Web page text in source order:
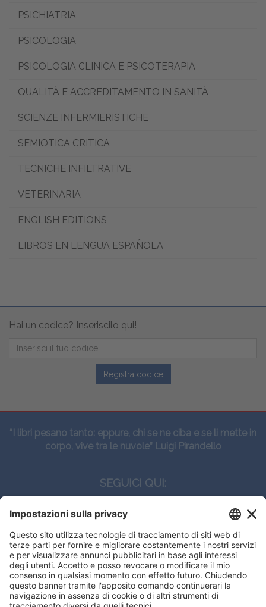
PSICHIATRIA
PSICOLOGIA
PSICOLOGIA CLINICA E PSICOTERAPIA
QUALITÀ E ACCREDITAMENTO IN SANITÀ
SCIENZE INFERMIERISTICHE
SEMIOTICA CRITICA
TECNICHE INFILTRATIVE
VETERINARIA
ENGLISH EDITIONS
LIBROS EN LENGUA ESPAÑOLA
Hai un codice? Inseriscilo qui!
Registra codice
“I libri pesano tanto: eppure, chi se ne ciba e se li mette in
corpo, vive tra le nuvole” Luigi Pirandello
SEGUICI QUI:
CONTATTI
Edi.Ermes srl
Viale E. Forlanini, 21 - 20134, Milano
(+39)027021121